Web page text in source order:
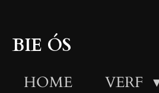
direct
BIE ÓS
HOME VERF